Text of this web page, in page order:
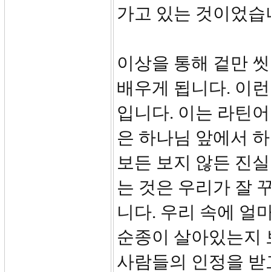
가고 있는 것이었습
이상을 통해 겉만
배우게 됩니다. 이
입니다. 이는 라틴
은 하나님 앞에서
보든 보지 않든 진
는 것은 우리가 잘
니다. 우리 속에 얼
순종이 살아있는지
사람들의 인정을